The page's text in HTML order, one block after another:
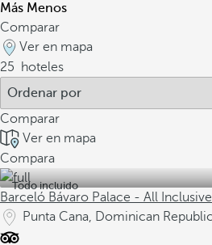
Más Menos
Comparar
Ver en mapa
25
hoteles
Comparar
Ver en mapa
Compara
Todo incluido
Barceló Bávaro Palace - All Inclusive
Punta Cana, Dominican Republic